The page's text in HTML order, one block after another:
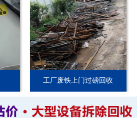
工厂废铁上门过磅回收